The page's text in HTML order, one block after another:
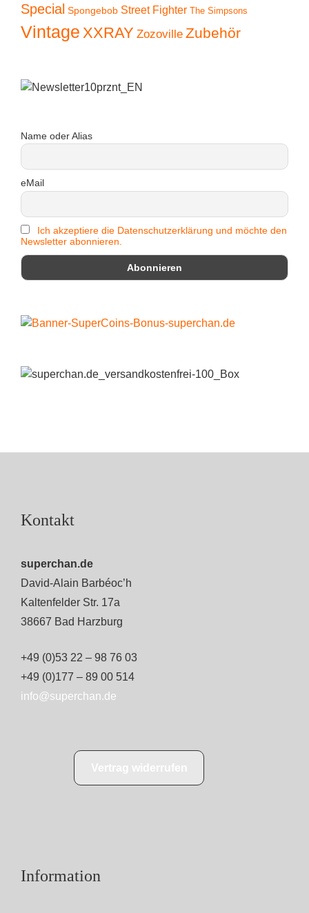
Special Spongebob Street Fighter The Simpsons
Vintage XXRAY Zozoville Zubehör
Name oder Alias
eMail
Ich akzeptiere die Datenschutzerklärung und möchte den
Newsletter abonnieren.
Kontakt
superchan.de
David-Alain Barbéoc’h
Kaltenfelder Str. 17a
38667 Bad Harzburg
+49 (0)53 22 – 98 76 03
+49 (0)177 – 89 00 514
info@superchan.de
Information